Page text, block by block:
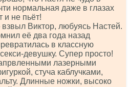
нормальная даже в глазах
и не пьёт!
Виктор, любуясь Настей.
её два года назад
в классную
девушку. Супер просто!
лазерными
стуча каблучками,
Длинные ножки, высоко